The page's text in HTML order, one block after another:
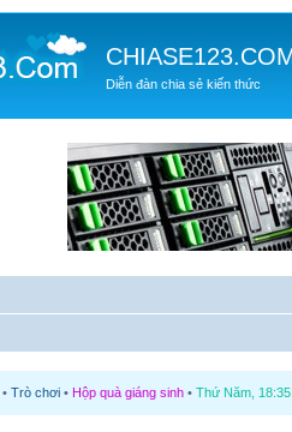
Diễn đàn chia sẻ kiến thức
• Trò chơi • Hộp quà giáng sinh • Thứ Năm,